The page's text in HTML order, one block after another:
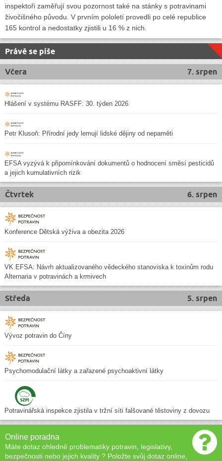
inspektoři zaměřují svou pozornost také na stánky s potravinami
živočišného původu. V prvním pololetí provedli po celé republice
165 kontrol a nedostatky zjistili u 16 % z nich.
Právě se píše
7. srpen
Včera
Hlášení v systému RASFF: 30. týden 2026
Petr Klusoň: Přírodní jedy lemují lidské dějiny od nepaměti
EFSA vyzývá k připomínkování dokumentů o hodnocení směsí pesticidů
a jejich kumulativních rizik
6. srpen
Čtvrtek
Konference Dětská výživa a obezita 2026
VK EFSA: Návrh aktualizovaného vědeckého stanoviska k toxinům rodu
Alternaria v potravinách a krmivech
5. srpen
Středa
Vývoz potravin do Číny
Psychomodulační látky a zařazené psychoaktivní látky
Potravinářská inspekce zjistila v tržní síti falšované těstoviny z dovozu
Online poradna
Máte dotaz ohledně problematiky potravin, legislativy,
bezpečnosti nebo jejich kvality ? Položte svůj dotaz online,